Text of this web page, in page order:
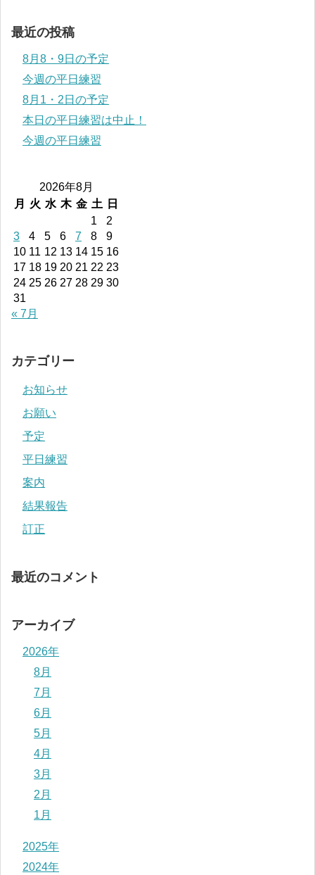
最近の投稿
8月8・9日の予定
今週の平日練習
8月1・2日の予定
本日の平日練習は中止！
今週の平日練習
2026年8月
月
火 水 木 金 土
日
1
2
3
4 5 6 7 8
9
10 11 12 13 14 15 16
17 18 19 20 21 22 23
24 25 26 27 28 29 30
31
« 7月
カテゴリー
お知らせ
お願い
予定
平日練習
案内
結果報告
訂正
最近のコメント
アーカイブ
2026年
8月
7月
6月
5月
4月
3月
2月
1月
2025年
2024年